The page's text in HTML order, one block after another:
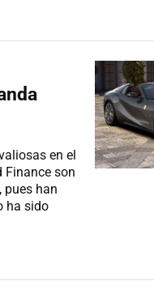
en el
Finance son
pues han
ha sido